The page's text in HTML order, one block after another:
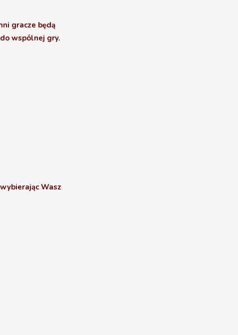
gracze będą
wspólnej gry.
Wasz